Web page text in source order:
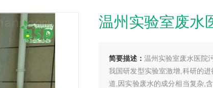
温州实验室废水
简要描述： 温州实验室废水医院
我国研发型实验室激增,科研的
道,因实验废水的成分相当复杂,